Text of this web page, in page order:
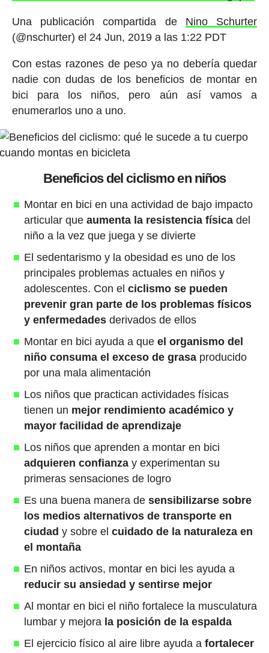
Una publicación compartida de Nino Schurter
(@nschurter) el 24 Jun, 2019 a las 1:22 PDT
Con estas razones de peso ya no debería quedar
nadie con dudas de los beneficios de montar en
bici para los niños, pero aún así vamos a
enumerarlos uno a uno.
Beneficios del ciclismo en niños
Montar en bici en una actividad de bajo impacto
articular que aumenta la resistencia físicadel
niño a la vez que juega y se divierte
El sedentarismo y la obesidad es uno de los
principales problemas actuales en niños y
adolescentes. Con el ciclismo se pueden
prevenir gran parte de los problemas físicos
y enfermedadesderivados de ellos
Montar en bici ayuda a queel organismo del
niño consuma el exceso de grasaproducido
por una mala alimentación
Los niños que practican actividades físicas
tienen un mejor rendimiento académico y
mayor facilidad de aprendizaje
Los niños que aprenden a montar en bici
adquieren confianzay experimentan su
primeras sensaciones de logro
Es una buena manera de sensibilizarse sobre
los medios alternativos de transporte en
ciudad y sobre el cuidado de la naturaleza en
el montaña
En niños activos, montar en bici les ayuda a
reducir su ansiedad y sentirse mejor
Al montar en bici el niño fortalece la musculatura
lumbar y mejora la posición de la espalda
El ejercicio físico al aire libre ayuda a fortalecer